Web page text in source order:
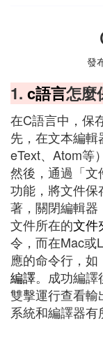
發
1. c語言怎麼
在C語言中，保
先，在文本編
eText、Atom等
然後，通過「文
功能，將文件
著，關閉編輯
文件所在的文件
令，而在Mac或
應的命令行，
編譯。成功編
雙擊運行查看
系統和編譯器有